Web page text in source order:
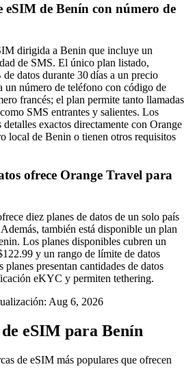
eSIM de Benín con número de
dirigida a Benin que incluye un
de SMS. El único plan listado,
datos durante 30 días a un precio
un número de teléfono con código de
francés; el plan permite tanto llamadas
SMS entrantes y salientes. Los
exactos directamente con Orange
local de Benin o tienen otros requisitos
ofrece Orange Travel para
diez planes de datos de un solo país
también está disponible un plan
Los planes disponibles cubren un
y un rango de límite de datos
presentan cantidades de datos
eKYC y permiten tethering.
Aug 6, 2026
eSIM para Benín
de eSIM más populares que ofrecen